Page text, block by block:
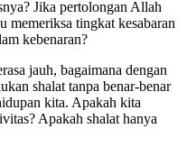
Jika pertolongan Allah
tingkat kesabaran
kebenaran?
jauh, bagaimana dengan
shalat tanpa benar-benar
kita. Apakah kita
Apakah shalat hanya